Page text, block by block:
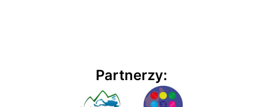
Partnerzy: